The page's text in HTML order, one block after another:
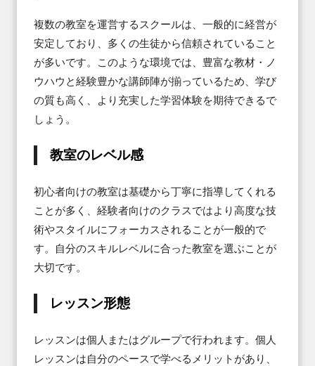
複数の教室を運営するスクールは、一般的に経営が
安定しており、多くの生徒から信頼されていること
が多いです。このような環境では、豊富な教材・ノ
ウハウと経験豊かな講師陣が揃っているため、学び
の質も高く、より充実した学習体験を期待できるで
しょう。
教室のレベル感
初心者向けの教室は基礎から丁寧に指導してくれる
ことが多く、経験者向けのクラスではより高度な技
術やスタイルにフォーカスされることが一般的で
す。自分のスキルレベルに合った教室を選ぶことが
大切です。
レッスン形態
レッスンは個人またはグループで行われます。個人
レッスンは自分のペースで学べるメリットがあり、